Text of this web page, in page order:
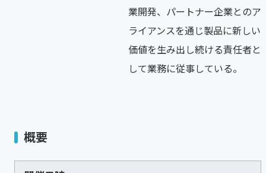
業開発、パートナー企業とのア
ライアンスを通じ製品に新しい
価値を生み出し続ける責任者と
して業務に従事している。
概要